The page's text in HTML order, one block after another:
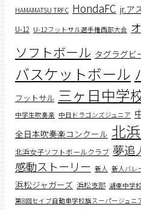
HAMAMATSU TRFC HondaFC jr.ア
U-12 U-12フットサル選手権西部大会
ソフトボール タグラグビ
バスケットボール
フットサル 三ヶ日中学
中学生吹奏楽 中日ドラゴンズジュニア
全日本吹奏楽コンクール 北
北浜女子ソフトボールクラブ 夢追
感動ストーリー 新人 新人バレ
浜松ジャガーズ 浜松支部 湖東中学
第8回セイブ自動車学校旗スーパージュニ